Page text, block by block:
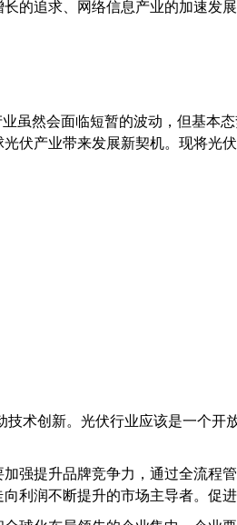
的追求、网络信息产业的加速发
虽然会面临短暂的波动，但基本
伏产业带来发展新契机。现将光
术创新。光伏行业应该是一个
强提升品牌竞争力，通过全流程
利润不断提升的市场主导者。促